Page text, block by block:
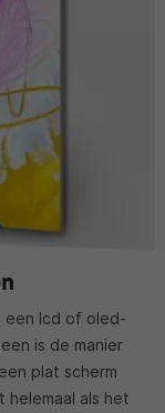
een lcd of oled-
is de manier
plat scherm
als het